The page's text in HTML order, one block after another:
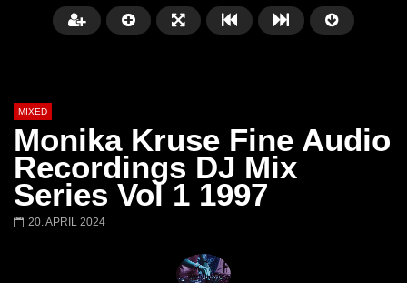
Später
MIXED
Monika Kruse Fine Audio
Recordings DJ Mix
Series Vol 1 1997
20. APRIL 2024